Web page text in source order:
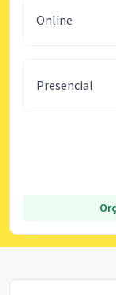
Online
Presencial